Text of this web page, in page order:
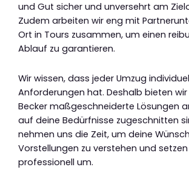
und Gut sicher und unversehrt am
Zudem arbeiten wir eng mit
Ort in Tours zusammen, um einen
Ablauf zu garantieren.
Wir wissen, dass jeder Umzug
Anforderungen hat. Deshalb bieten wir
Becker maßgeschneiderte Lösungen
auf deine Bedürfnisse zugeschnitten
nehmen uns die Zeit, um deine
Vorstellungen zu verstehen und
professionell um.